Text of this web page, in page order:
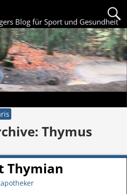
Blog für Sport und Gesundheit
Thymus
Thymian